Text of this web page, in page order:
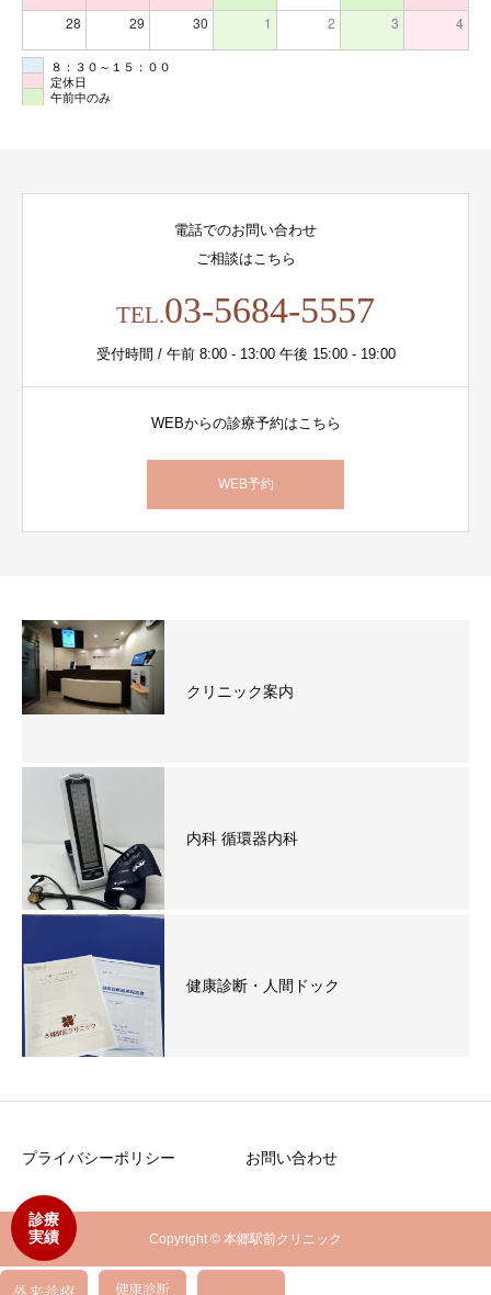
診療
実績
28 29 30 1 2 3 4
８：３０～１５：００
定休日
午前中のみ
電話でのお問い合わせ
ご相談はこちら
TEL.03-5684-5557
受付時間 / 午前 8:00 - 13:00 午後 15:00 - 19:00
WEBからの診療予約はこちら
WEB予約
クリニック案内
内科 循環器内科
健康診断・人間ドック
プライバシーポリシー お問い合わせ
Copyright © 本郷駅前クリニック